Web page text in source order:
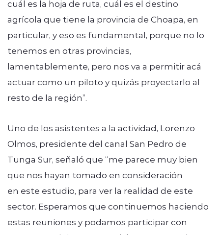
cuál es la hoja de ruta, cuál es el destino
agrícola que tiene la provincia de Choapa, en
particular, y eso es fundamental, porque no lo
tenemos en otras provincias,
lamentablemente, pero nos va a permitir acá
actuar como un piloto y quizás proyectarlo al
resto de la región”.
Uno de los asistentes a la actividad, Lorenzo
Olmos, presidente del canal San Pedro de
Tunga Sur, señaló que “me parece muy bien
que nos hayan tomado en consideración
en este estudio, para ver la realidad de este
sector. Esperamos que continuemos haciendo
estas reuniones y podamos participar con